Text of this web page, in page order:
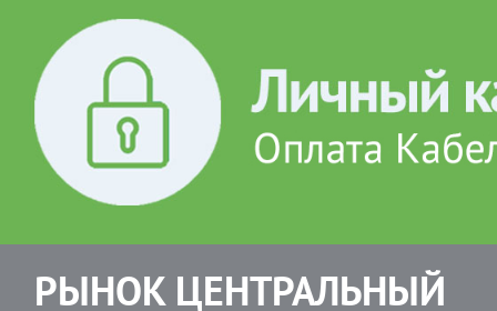
РЫНОК ЦЕНТРАЛЬНЫЙ